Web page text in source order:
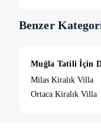
Benzer
Muğla Tatili İçin
Milas Kiralık Villa
Ortaca Kiralık Villa